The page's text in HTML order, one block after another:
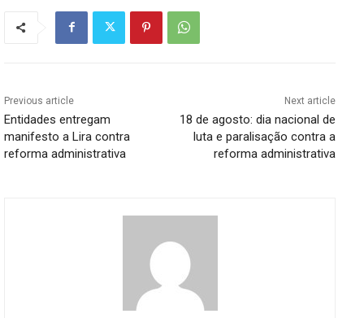
Previous article
Entidades entregam
manifesto a Lira contra
reforma administrativa
Next article
18 de agosto: dia nacional de
luta e paralisação contra a
reforma administrativa